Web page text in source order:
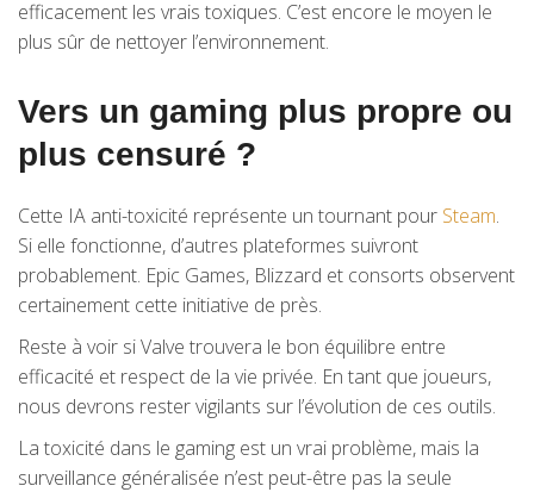
efficacement les vrais toxiques. C’est encore le moyen le
plus sûr de nettoyer l’environnement.
Vers un gaming plus propre ou
plus censuré ?
Cette IA anti-toxicité représente un tournant pour Steam.
Si elle fonctionne, d’autres plateformes suivront
probablement. Epic Games, Blizzard et consorts observent
certainement cette initiative de près.
Reste à voir si Valve trouvera le bon équilibre entre
efficacité et respect de la vie privée. En tant que joueurs,
nous devrons rester vigilants sur l’évolution de ces outils.
La toxicité dans le gaming est un vrai problème, mais la
surveillance généralisée n’est peut-être pas la seule